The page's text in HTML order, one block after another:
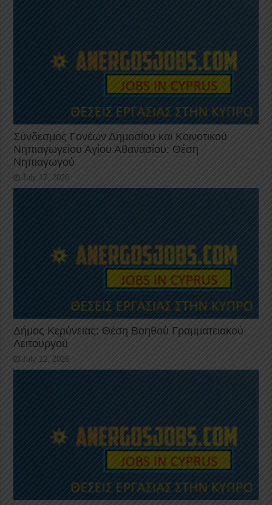
Σύνδεσμος Γονέων Δημοσίου και Κοινοτικού
Νηπιαγωγείου Αγίου Αθανασίου: Θέση
Νηπιαγωγού
July 17, 2026
Δήμος Κερύνειας: Θέση Βοηθού Γραμματειακού
Λειτουργού
July 12, 2026